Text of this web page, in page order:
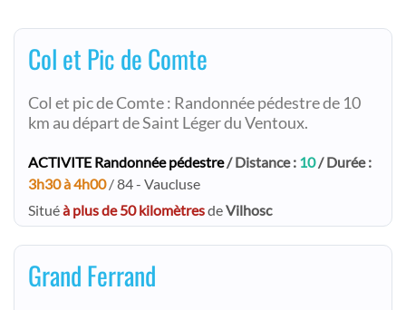
Col et Pic de Comte
Col et pic de Comte : Randonnée pédestre de 10
km au départ de Saint Léger du Ventoux.
ACTIVITE Randonnée pédestre/ Distance : 10/ Durée :
3h30 à 4h00/ 84 - Vaucluse
Situéà plus de 50 kilomètresdeVilhosc
Grand Ferrand